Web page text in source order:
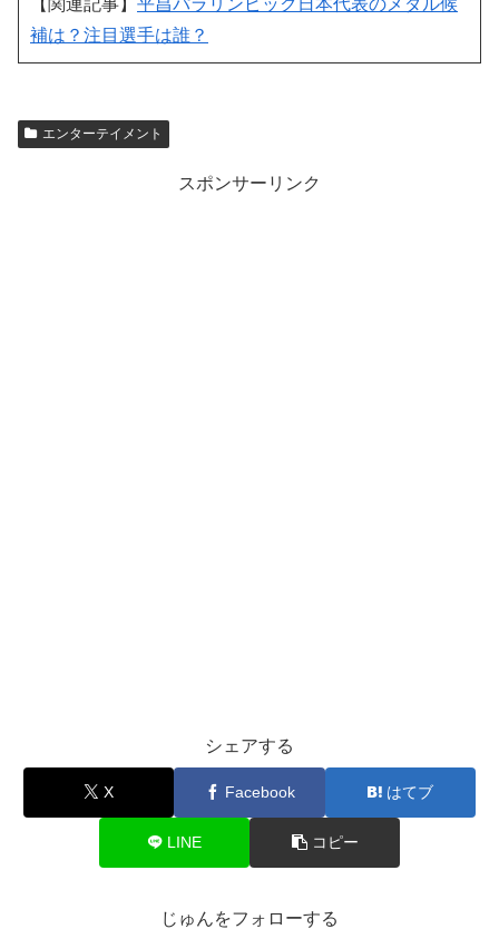
【関連記事】 平昌パラリンピック日本代表のメダル候
補は？注目選手は誰？
エンターテイメント
スポンサーリンク
シェアする
X Facebook はてブ
LINE コピー
じゅんをフォローする